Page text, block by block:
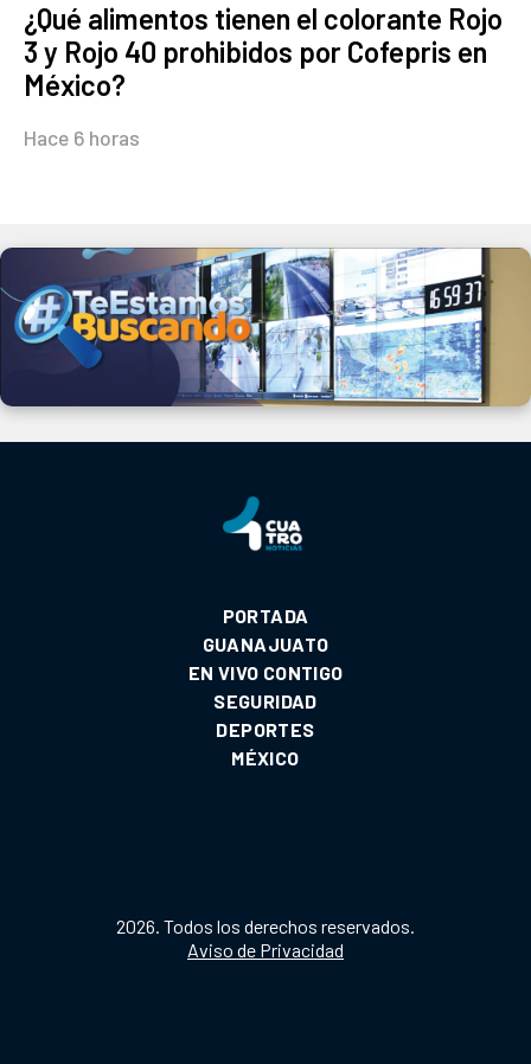
¿Qué alimentos tienen el colorante Rojo
3 y Rojo 40 prohibidos por Cofepris en
México?
Hace 6 horas
PORTADA
GUANAJUATO
EN VIVO CONTIGO
SEGURIDAD
DEPORTES
MÉXICO
2026. Todos los derechos reservados.
Aviso de Privacidad